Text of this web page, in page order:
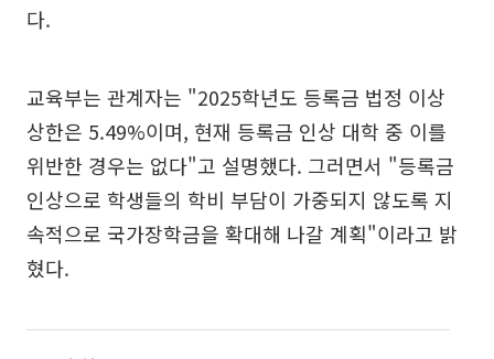
다.
교육부는 관계자는 "2025학년도 등록금 법정 이상
상한은 5.49%이며, 현재 등록금 인상 대학 중 이를
위반한 경우는 없다"고 설명했다. 그러면서 "등록금
인상으로 학생들의 학비 부담이 가중되지 않도록 지
속적으로 국가장학금을 확대해 나갈 계획"이라고 밝
혔다.